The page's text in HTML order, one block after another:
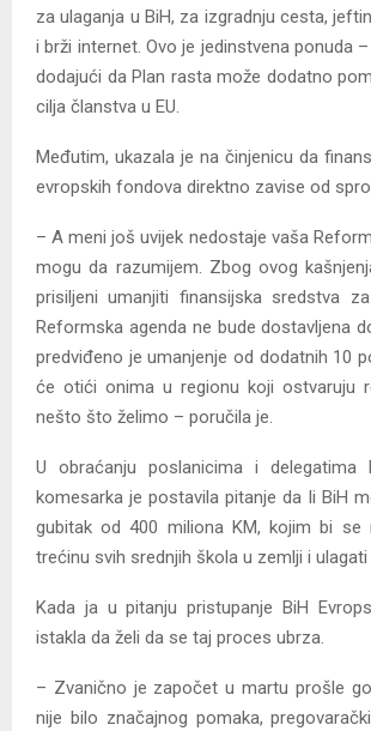
za ulaganja u BiH, za izgradnju cesta,
i brži internet. Ovo je jedinstvena ponuda
dodajući da Plan rasta može dodatno
cilja članstva u EU.
Međutim, ukazala je na činjenicu da
evropskih fondova direktno zavise od
– A meni još uvijek nedostaje vaša
mogu da razumijem. Zbog ovog
prisiljeni umanjiti finansijska sredstva
Reformska agenda ne bude dostavljena
predviđeno je umanjenje od dodatnih 10
će otići onima u regionu koji ostvaruju
nešto što želimo – poručila je.
U obraćanju poslanicima i delegatima
komesarka je postavila pitanje da li BiH
gubitak od 400 miliona KM, kojim bi se
trećinu svih srednjih škola u zemlji i
Kada ja u pitanju pristupanje BiH
istakla da želi da se taj proces ubrza.
– Zvanično je započet u martu prošle
nije bilo značajnog pomaka,